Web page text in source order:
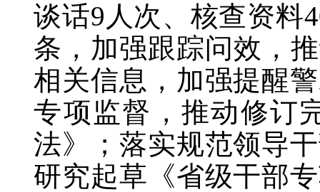
谈话9人次、核查资料
条，加强跟踪问效，
相关信息，加强提醒
专项监督，推动修订
法》；落实规范领导
研究起草《省级干部